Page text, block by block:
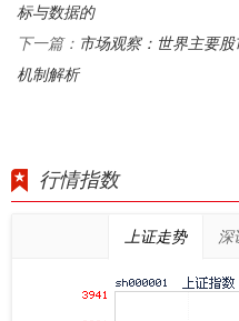
标与数据的
下一篇： 市场观察：世界主要
机制解析
行情指数
上证走势 深